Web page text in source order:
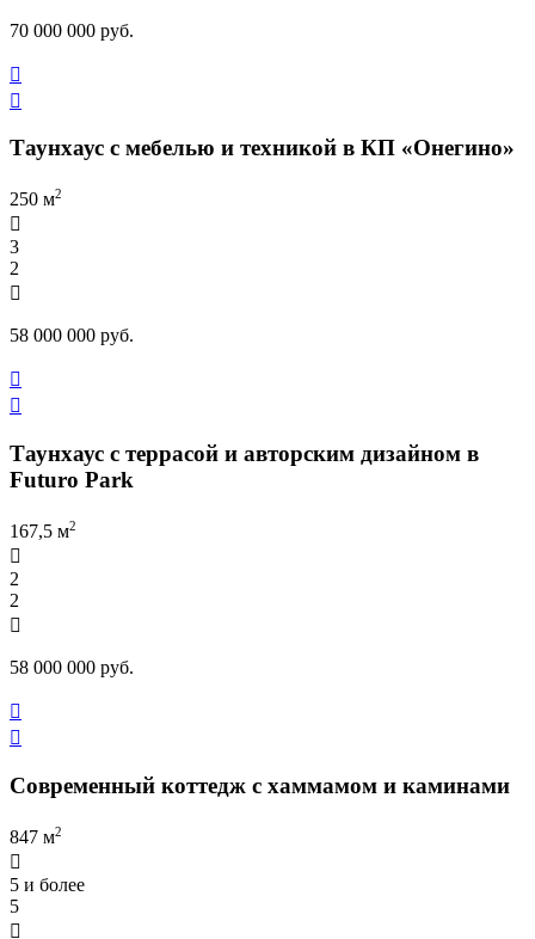
70 000 000 руб.


Таунхаус с мебелью и техникой в КП «Онегино»
250 м2

3
2

58 000 000 руб.


Таунхаус с террасой и авторским дизайном в
Futuro Park
167,5 м2

2
2

58 000 000 руб.


Современный коттедж с хаммамом и каминами
847 м2

5 и более
5
